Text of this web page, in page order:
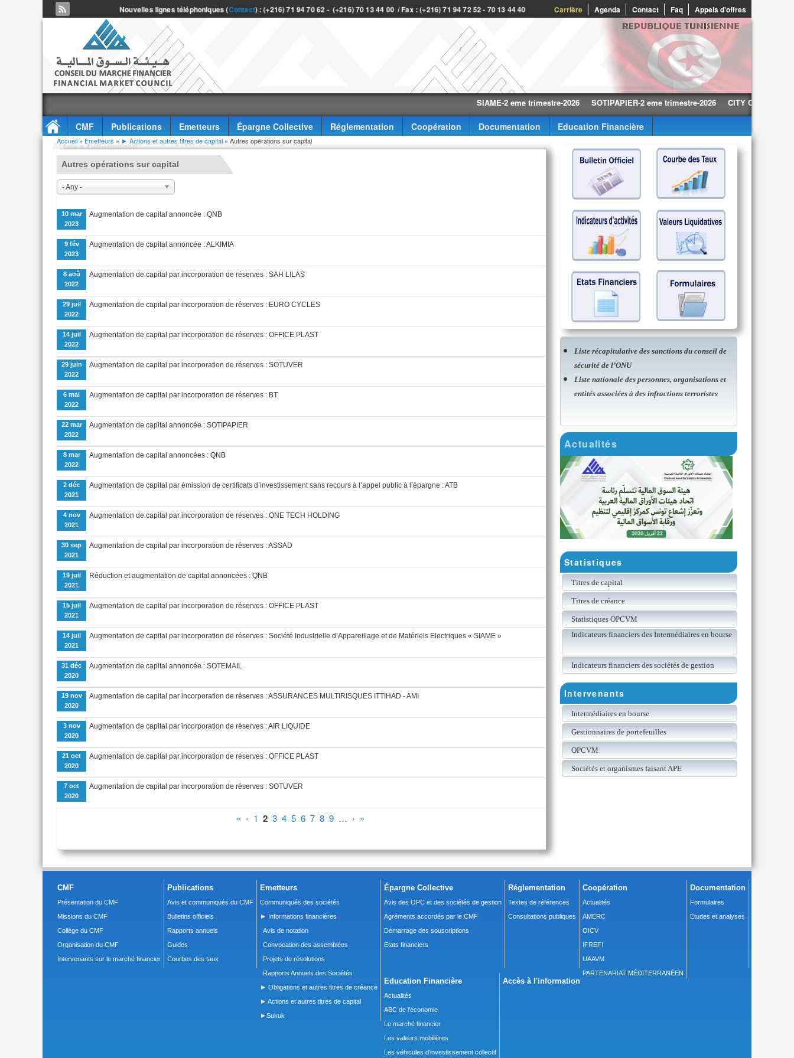
Carrière Agenda Contact Faq Appels d'offres
Nouvelles lignes téléphoniques (Contact) : (+216) 71 94 70 62 - (+216) 70 13 44 00 / Fax : (+216) 71 94 72 52 - 70 13 44 40
SIAME-2 eme trimestre-2026 SOTIPAPIER-2 eme trimestre-2026 CITY CARS-2 eme
CMF Publications Emetteurs Épargne Collective Réglementation Coopération Documentation
Education Financière
Accès à l'information
Vous êtes ici
Accueil » Emetteurs » ► Actions et autres titres de capital » Autres opérations sur capital
Autres opérations sur capital
- Any -
10 mar
2023
Augmentation de capital annoncée : QNB
9 fév
2023
Augmentation de capital annoncée : ALKIMIA
8 aoû
2022
Augmentation de capital par incorporation de réserves : SAH LILAS
29 juil
2022
Augmentation de capital par incorporation de réserves : EURO CYCLES
14 juil
2022
Augmentation de capital par incorporation de réserves : OFFICE PLAST
29 juin
2022
Augmentation de capital par incorporation de réserves : SOTUVER
6 mai
2022
Augmentation de capital par incorporation de réserves : BT
22 mar
2022
Augmentation de capital annoncée : SOTIPAPIER
8 mar
2022
Augmentation de capital annoncées : QNB
2 déc
2021
Augmentation de capital par émission de certificats d’investissement sans recours à l’appel public à l’épargne : ATB
4 nov
2021
Augmentation de capital par incorporation de réserves : ONE TECH HOLDING
30 sep
2021
Augmentation de capital par incorporation de réserves : ASSAD
19 juil
2021
Réduction et augmentation de capital annoncées : QNB
15 juil
2021
Augmentation de capital par incorporation de réserves : OFFICE PLAST
14 juil
2021
Augmentation de capital par incorporation de réserves : Société Industrielle d’Appareillage et de Matériels Electriques « SIAME »
31 déc
2020
Augmentation de capital annoncée : SOTEMAIL
19 nov
2020
Augmentation de capital par incorporation de réserves : ASSURANCES MULTIRISQUES ITTIHAD - AMI
3 nov
2020
Augmentation de capital par incorporation de réserves : AIR LIQUIDE
21 oct
2020
Augmentation de capital par incorporation de réserves : OFFICE PLAST
7 oct
2020
Augmentation de capital par incorporation de réserves : SOTUVER
« ‹ 1 2 3 4 5 6 7 8 9 … › »
Liste récapitulative des sanctions du conseil de
sécurité de l’ONU
Liste nationale des personnes, organisations et
entités associées à des infractions terroristes
Actualités
Statistiques
Titres de capital
Titres de créance
Statistiques OPCVM
Indicateurs financiers des Intermédiaires en bourse
Indicateurs financiers des sociétés de gestion
Intervenants
Intermédiaires en bourse
Gestionnaires de portefeuilles
OPCVM
Sociétés et organismes faisant APE
CMF
Présentation du CMF
Missions du CMF
Collège du CMF
Organisation du CMF
Intervenants sur le marché financier
Publications
Avis et communiqués du CMF
Bulletins officiels
Rapports annuels
Guides
Courbes des taux
Emetteurs
Communiqués des sociétés
► Informations financières
Avis de notation
Convocation des assemblées
Projets de résolutions
Rapports Annuels des Sociétés
► Obligations et autres titres de créance
► Actions et autres titres de capital
►Sukuk
Épargne Collective
Avis des OPC et des sociétés de gestion
Agréments accordés par le CMF
Démarrage des souscriptions
Etats financiers
Réglementation
Textes de références
Consultations publiques
Coopération
Actualités
AMERC
OICV
IFREFI
UAAVM
PARTENARIAT MÉDITERRANÉEN
Documentation
Formulaires
Etudes et analyses
Education Financière
Actualités
ABC de l’économie
Le marché financier
Les valeurs mobilières
Les véhicules d’investissement collectif
Accès à l'information